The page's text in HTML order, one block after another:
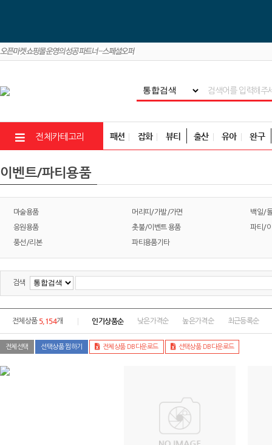
전체카테고리 패션 잡화 뷰티 출산 유아 완구
이벤트/파티용품
마술용품 머리띠/가발/가면 백일/
응원용품 촛불/이벤트 용품 파티/
풍선/리본 파티용품기타
검색
전체상품 5,154개 인기상품순 낮은가격순 높은가격순 최근등록순
전체선택 선택상품 찜하기 전체상품 DB다운로드 선택상품 DB다운로드